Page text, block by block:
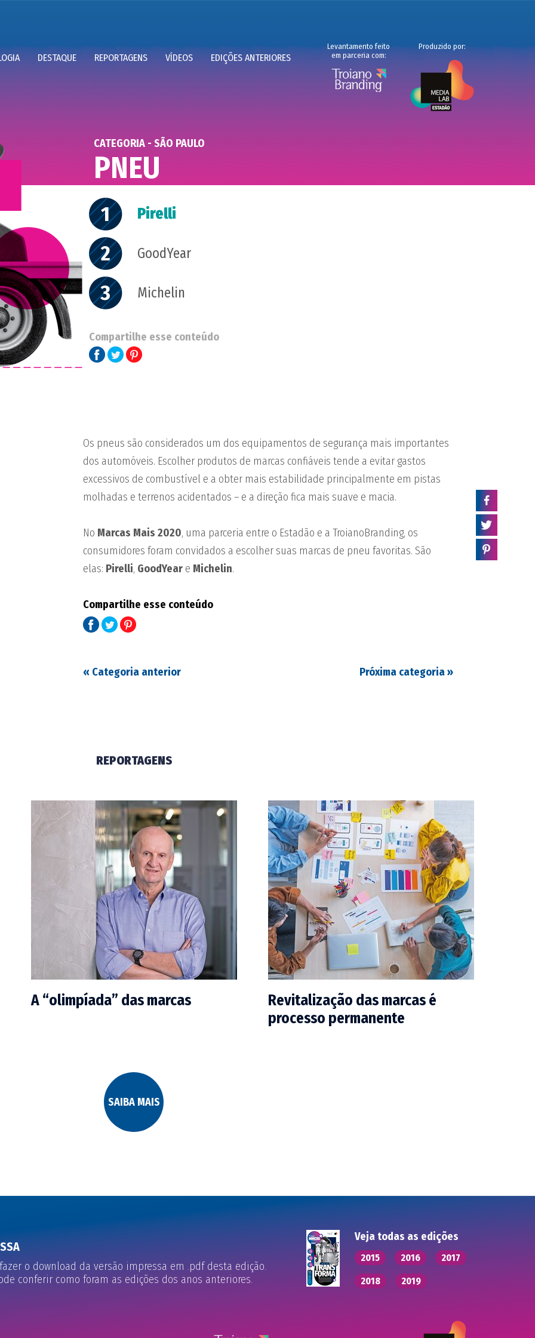
DESTAQUE REPORTAGENS VÍDEOS EDIÇÕES ANTERIORES
Levantamento feito
em parceria com:
Produzido por:
CATEGORIA - SÃO PAULO
PNEU
1 Pirelli
2 GoodYear
3 Michelin
Compartilhe esse conteúdo
Os pneus são considerados um dos equipamentos de segurança mais importantes
dos automóveis. Escolher produtos de marcas confiáveis tende a evitar gastos
excessivos de combustível e a obter mais estabilidade principalmente em pistas
molhadas e terrenos acidentados – e a direção fica mais suave e macia.
No Marcas Mais 2020, uma parceria entre o Estadão e a TroianoBranding, os
consumidores foram convidados a escolher suas marcas de pneu favoritas. São
elas: Pirelli, GoodYear e Michelin.
Compartilhe esse conteúdo
« Categoria anterior Próxima categoria»
REPORTAGENS
A “olimpíada” das marcas
Revitalização das marcas é
processo permanente
SAIBA MAIS
o download da versão impressa em .pdf desta edição.
conferir como foram as edições dos anos anteriores.
Veja todas as edições
2015 2016 2017
2018 2019